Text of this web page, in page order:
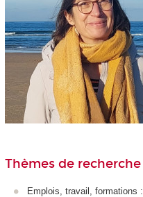
Thèmes de recherche
Emplois, travail, formations